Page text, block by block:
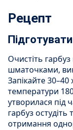
Рецепт
Очистіть
шматочками,
Запікайте 30–40
температури
утворилася під
гарбуз
отримання